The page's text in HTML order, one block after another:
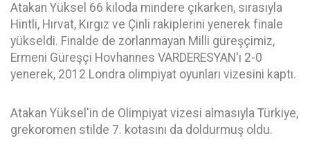
Atakan Yüksel 66 kiloda mindere çıkarken, sırasıyla
Hintli, Hırvat, Kırgız ve Çinli rakiplerini yenerek finale
yükseldi. Finalde de zorlanmayan Milli güreşçimiz,
Ermeni Güreşçi Hovhannes VARDERESYAN'ı 2-0
yenerek, 2012 Londra olimpiyat oyunları vizesini kaptı.
Atakan Yüksel'in de Olimpiyat vizesi almasıyla Türkiye,
grekoromen stilde 7. kotasını da doldurmuş oldu.